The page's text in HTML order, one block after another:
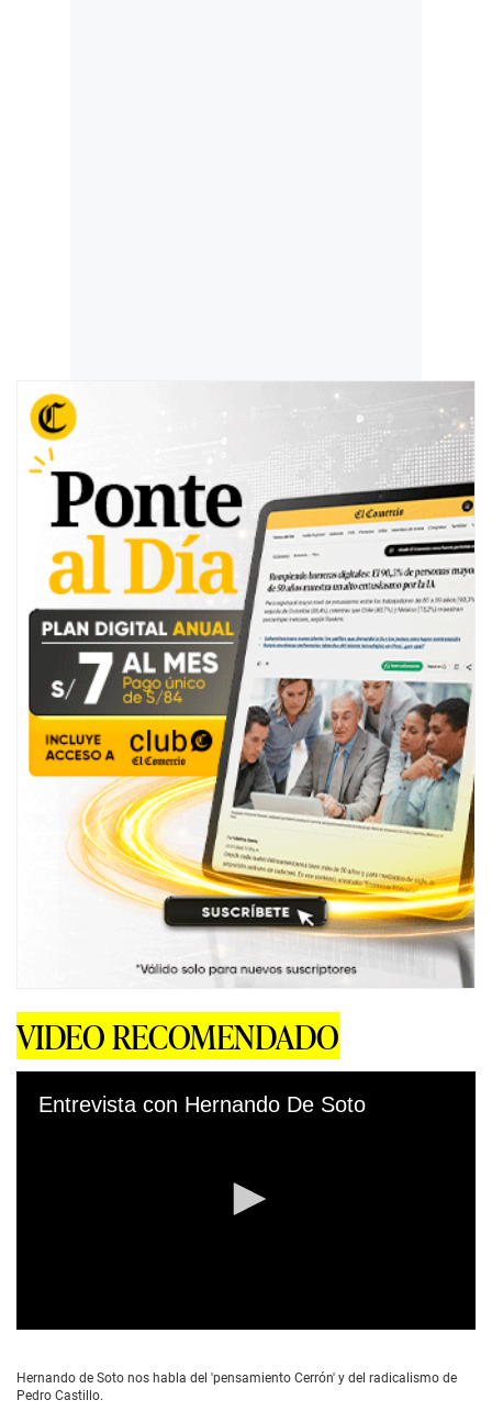
VIDEO RECOMENDADO
Entrevista con Hernando De Soto
e
c
Hernando de Soto nos habla del 'pensamiento Cerrón' y del radicalismo de
Pedro Castillo.